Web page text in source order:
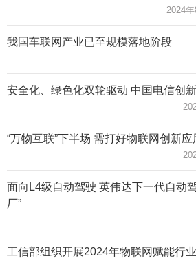
2024
我国车联网产业已至规模落地阶段
安全化、绿色化双轮驱动 中国电信创
“万物互联”下半场 需打好物联网创新应
面向L4级自动驾驶 英伟达下一代自动
厂”
工信部组织开展2024年物联网赋能行